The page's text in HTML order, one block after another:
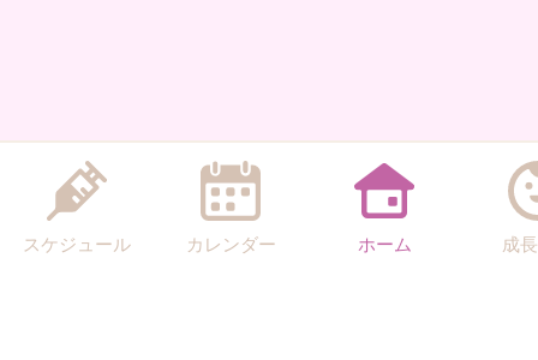
スケジュール カレンダー ホーム 成